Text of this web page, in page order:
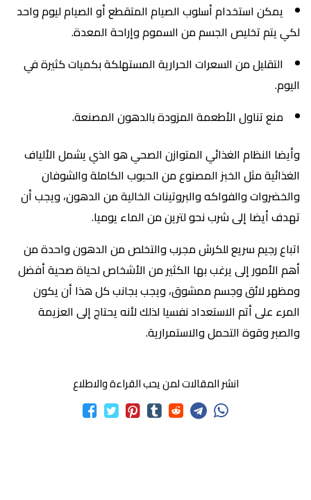
يمكن استخدام أسلوب الصيام المتقطع أو الصيام ليوم واحد
لكي يتم تخليص الجسم من السموم وإراحة المعدة.
التقليل من السعرات الحرارية المستهلكة بكميات كثيرة في
اليوم.
منع تناول الأطعمة المزودة بالدهون المصنعة.
وأيضا النظام الغذائي المتوازن الصحي هو الذي يشمل الألياف
الغذائية مثل الخبز المصنوع من الحبوب الكاملة والشوفان
والخضروات والفواكه والبروتينات الخالية من الدهون، ويجب أن
تهدف أيضا إلى شرب نحو لترين من الماء يوميا.
اتباع رجيم سريع للكرش مجرب والتخلص من الدهون واحدة من
أهم الأمور إلى يرغب بها الكثير من الأشخاص لحياة صحية أفضل
ومظهر لائق وجسم ممشوق، ويجب بجانب كل هذا أن يكون
المرء على أتم الاستعداد نفسيا لذلك لأنه يحتاج إلى العزيمة
والصبر وقوة التحمل والاستمرارية.
انشر المقالات لمن يحب القراءة والاطلاع